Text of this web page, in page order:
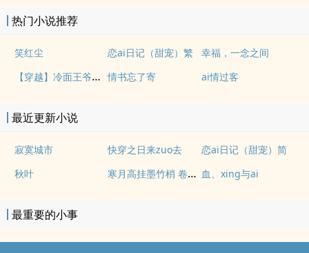
热门小说推荐
笑红尘 恋ai日记（甜宠）繁 幸福，一念之间
【穿越】冷面王爷俏福晋 情书忘了寄 ai情过客
最近更新小说
寂寞城市 快穿之日来zuo去
恋ai日记（甜宠）简
秋叶
寒月高挂墨竹梢 卷一 广寒落凡尘 血、xing与ai
最重要的小事